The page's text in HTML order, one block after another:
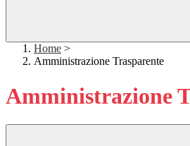
Home >
Amministrazione Trasparente
Amministrazione